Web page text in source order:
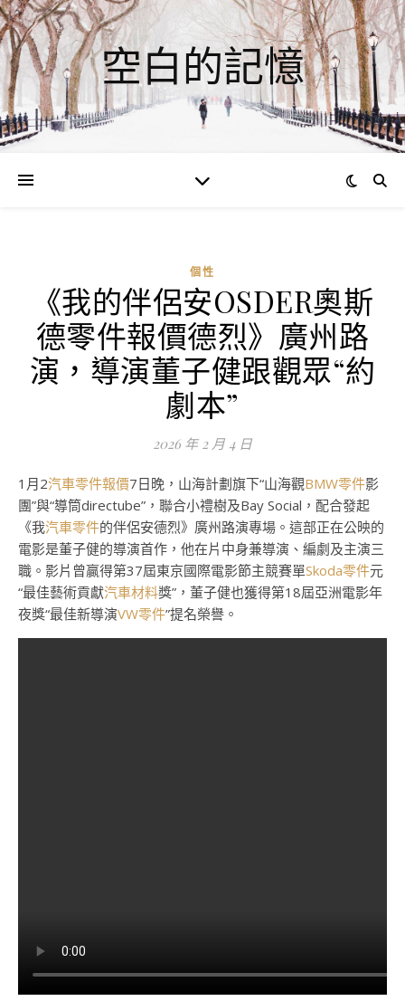
空白的記憶
個性
《我的伴侶安OSDER奧斯
德零件報價德烈》廣州路
演，導演董子健跟觀眾“約
劇本”
2026 年 2 月 4 日
1月2汽車零件報價7日晚，山海計劃旗下“山海觀BMW零件影
團”與“導筒directube”，聯合小禮樹及Bay Social，配合發起
《我汽車零件的伴侶安德烈》廣州路演專場。這部正在公映的
電影是董子健的導演首作，他在片中身兼導演、編劇及主演三
職。影片曾贏得第37屆東京國際電影節主競賽單Skoda零件元
“最佳藝術貢獻汽車材料獎”，董子健也獲得第18屆亞洲電影年
夜獎“最佳新導演VW零件”提名榮譽。